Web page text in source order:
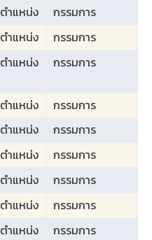
ตำแหน่ง
กรรมการ
ตำแหน่ง
กรรมการ
ตำแหน่ง กรรมการ
ตำแหน่ง
กรรมการ
ตำแหน่ง
กรรมการ
ตำแหน่ง
กรรมการ
ตำแหน่ง
กรรมการ
ตำแหน่ง
กรรมการ
ตำแหน่ง
กรรมการ